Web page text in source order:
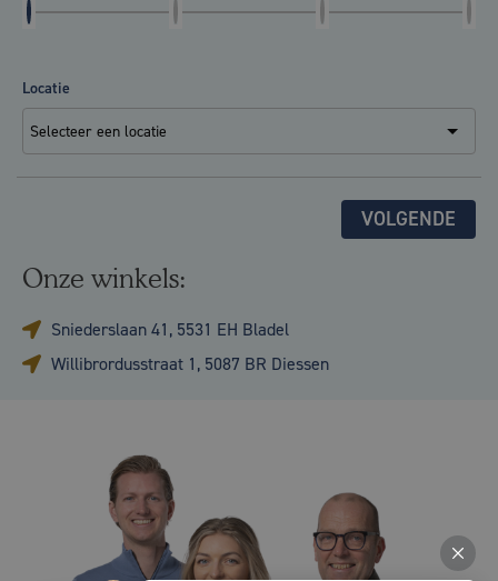
Locatie
VOLGENDE
Onze winkels:
Sniederslaan 41, 5531 EH Bladel
Willibrordusstraat 1, 5087 BR Diessen